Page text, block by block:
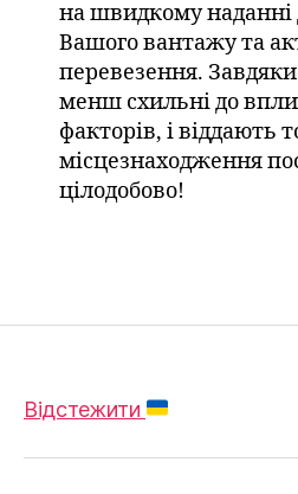
на швидкому наданні
Вашого вантажу та
перевезення.
менш схильні до
факторів, і віддають
місцезнаходження
цілодобово!
Відстежити